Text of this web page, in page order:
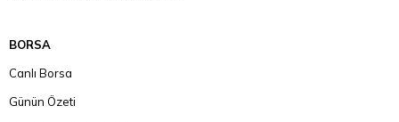
BORSA
Canlı Borsa
Günün Özeti